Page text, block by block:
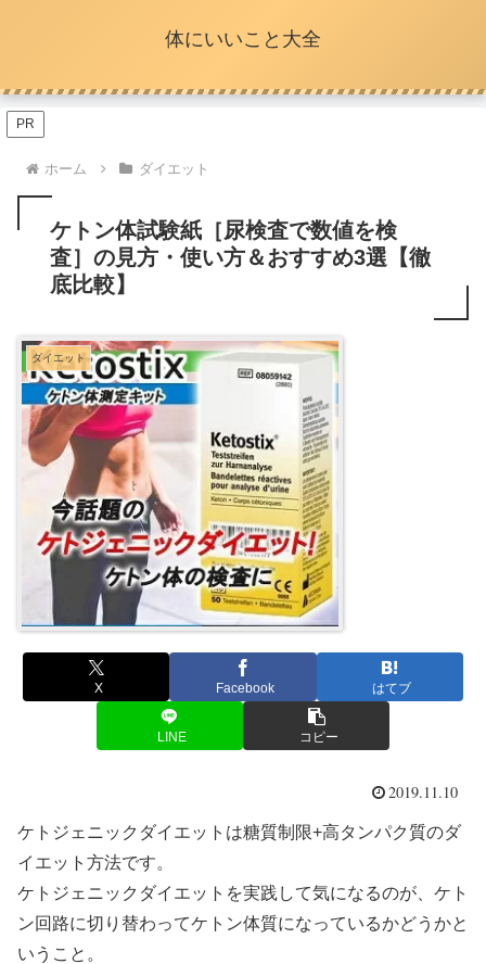
体にいいこと大全
PR
ホーム ダイエット
ケトン体試験紙［尿検査で数値を検
査］の見方・使い方＆おすすめ3選【徹
底比較】
ダイエット
X Facebook はてブ
LINE コピー
2019.11.10
ケトジェニックダイエットは糖質制限+高タンパク質のダ
イエット方法です。
ケトジェニックダイエットを実践して気になるのが、ケト
ン回路に切り替わってケトン体質になっているかどうかと
いうこと。